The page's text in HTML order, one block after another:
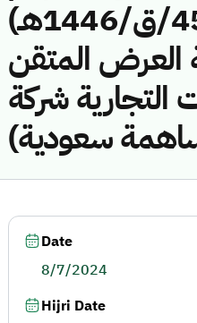
(451141447/ق/1446هـ)
العرض المتقن
التجارية شركة
سعودية)
Date
8/7/2024
Hijri Date